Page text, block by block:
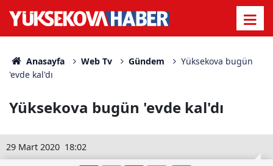
Anasayfa Web Tv Gündem
Yüksekova bugün
'evde kal'dı
Yüksekova bugün 'evde kal'dı
18:02
29 Mart 2020